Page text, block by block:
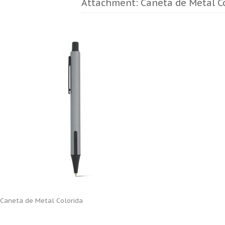
Attachment: Caneta de Metal
Caneta de Metal Colorida